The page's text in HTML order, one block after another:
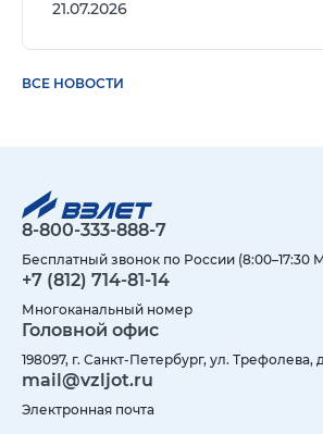
21.07.2026
ВСЕ НОВОСТИ
8-800-333-888-7
Бесплатный звонок по России (8:00–17:30
+7 (812) 714-81-14
Многоканальный номер
Головной офис
198097, г. Санкт-Петербург, ул. Трефолева,
mail@vzljot.ru
Электронная почта